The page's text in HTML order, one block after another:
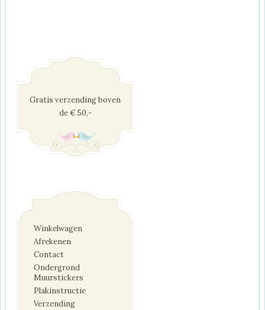
Gratis verzending boven
de € 50,-
Winkelwagen
Afrekenen
Contact
Ondergrond
Muurstickers
Plakinstructie
Verzending